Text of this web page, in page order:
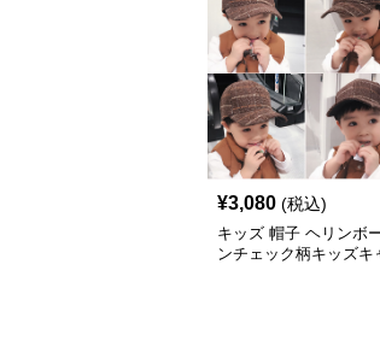
¥3,080 (税込)
キッズ 帽子 ヘリンボ
ンチェック柄キッズキ